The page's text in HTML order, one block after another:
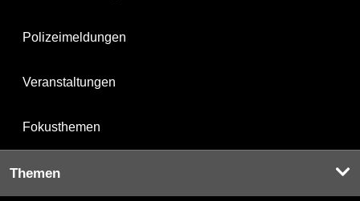
Polizeimeldungen
Veranstaltungen
Fokusthemen
Themen